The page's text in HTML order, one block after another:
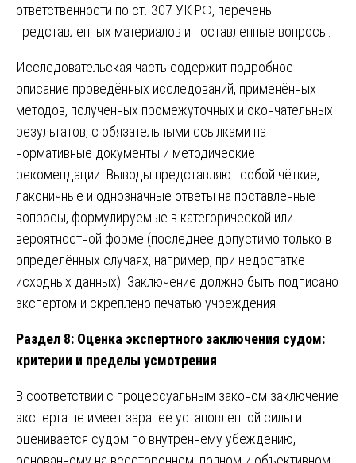
ответственности по ст. 307 УК РФ, перечень
представленных материалов и поставленные вопросы.
Исследовательская часть содержит подробное
описание проведённых исследований, применённых
методов, полученных промежуточных и окончательных
результатов, с обязательными ссылками на
нормативные документы и методические
рекомендации. Выводы представляют собой чёткие,
лаконичные и однозначные ответы на поставленные
вопросы, формулируемые в категорической или
вероятностной форме (последнее допустимо только в
определённых случаях, например, при недостатке
исходных данных). Заключение должно быть подписано
экспертом и скреплено печатью учреждения.
Раздел 8: Оценка экспертного заключения судом:
критерии и пределы усмотрения
В соответствии с процессуальным законом заключение
эксперта не имеет заранее установленной силы и
оценивается судом по внутреннему убеждению,